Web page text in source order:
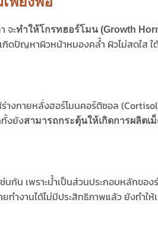
จะทำให้โกรทฮอร์โมน (Growth
ดปัญหาผิวหน้าหมองคล้ำ ผิวไม่สดใส ใ
ร่างกายหลั่งฮอร์โมนคอร์ติซอล
งยังสามารถกระตุ้นให้เกิดการผลิตเ
กัน เพราะน้ำเป็นส่วนประกอบหลักขอ
ยทำงานได้ไม่มีประสิทธิภาพแล้ว ยังทำ